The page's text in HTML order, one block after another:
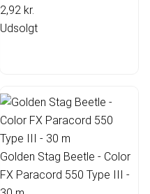
2,92 kr.
Udsolgt
Golden Stag Beetle - Color
FX Paracord 550 Type III -